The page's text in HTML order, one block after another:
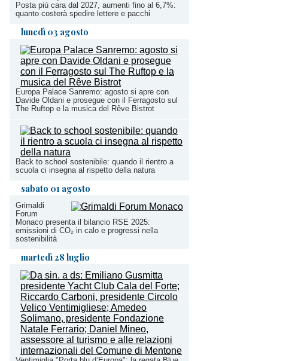
Posta più cara dal 2027, aumenti fino al 6,7%:
quanto costerà spedire lettere e pacchi
lunedì 03 agosto
Europa Palace Sanremo: agosto si apre con
Davide Oldani e prosegue con il Ferragosto sul
The Ruftop e la musica del Rêve Bistrot
Back to school sostenibile: quando il rientro a
scuola ci insegna al rispetto della natura
sabato 01 agosto
Grimaldi
Forum
Monaco presenta il bilancio RSE 2025:
emissioni di CO₂ in calo e progressi nella
sostenibilità
martedì 28 luglio